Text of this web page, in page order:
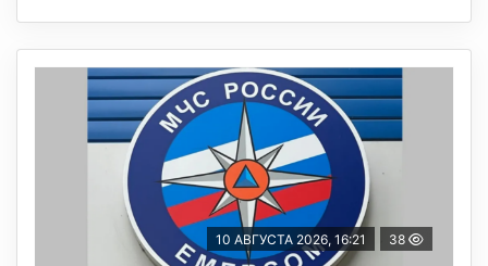
10 АВГУСТА 2026, 16:21 38